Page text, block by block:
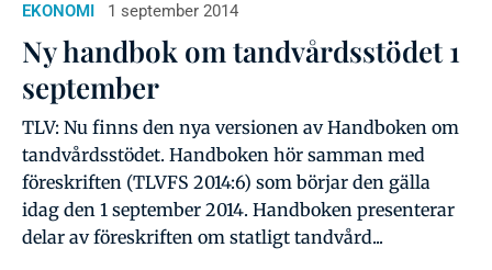
EKONOMI 1 september 2014
Ny handbok om tandvårdsstödet 1
september
TLV: Nu finns den nya versionen av Handboken om
tandvårdsstödet. Handboken hör samman med
föreskriften (TLVFS 2014:6) som börjar den gälla
idag den 1 september 2014. Handboken presenterar
delar av föreskriften om statligt tandvård...